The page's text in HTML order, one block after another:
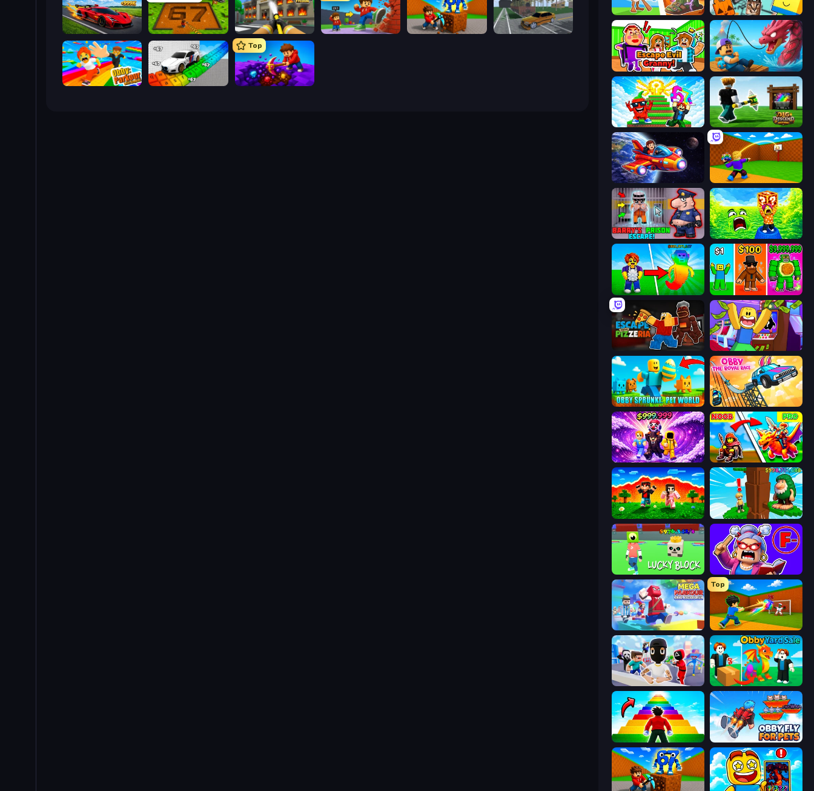
Obby: +1 Speed Car Escape Obby: Dig Brainrots Obby: Firefighter Tycoon Obby: +1 Click Wall Breaker Obby: Car Crash Sandbox
Obby: Parkour with Ragdoll
Top
Obby: Dig Down
Brainrot Evolution Find The Pets
Escape Evil Granny! Fish It Now
Run and Jump for Brainrot Dig and Descend: Obby Mine
Obby Space Challenge: Starships Throw a Lucky Block
Barry's Prison Escape! Save Memerots: Acid Lava lake
Collect Brainrot Egg Obby Brainrot Merge
Escape From Pizzeria
Obby Sprunki: Pet World Obby: The Royal Race
Obby - BrainWave Battle of Knights: Robby and Dragons
The Lava Tsunami Steal Beanstalk for Brainrots
Lucky Block
Mega Parkour: Obby Escape Run
Top
Baseball For Brainrot
Obby Yard Sale
Obby Highest Jump Ever Obby Fly For Pets